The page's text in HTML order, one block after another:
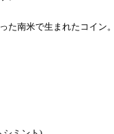
た南米で生まれたコイン